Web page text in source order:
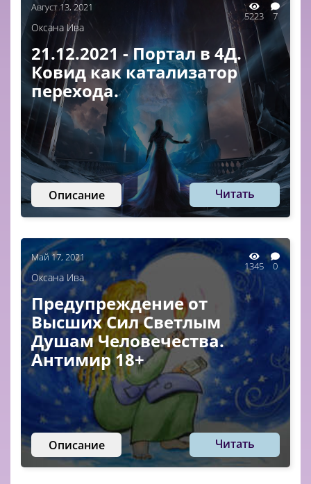
Август 13, 2021
5223 7
Оксана Ива
21.12.2021 - Портал в 4Д.
Ковид как катализатор
перехода.
Описание Читать
Май 17, 2021
1345 0
Оксана Ива
Предупреждение от
Высших Сил Светлым
Душам Человечества.
Антимир 18+
Описание Читать